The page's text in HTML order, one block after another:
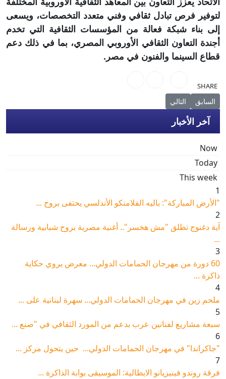
لتوفير فرص تبادل ثقافي وفني متعدد التخصصات، ويسعى
إلى بناء شبكة فعالة من المؤسسات الثقافية التي تخدم
أجندة التعاون الثقافي الأوروبي المصري، بما في ذلك دعم
قطاع السينما والفنون في مصر.
SHARE
المقال السابق: مهرجان القاهرة السينمائي الدولي وجامعة كوفنتري
السابق المقال التالي: مهرجان القاهرة السينمائي الدولي وفرع جامعة
التالي
آخر الأخبار
Now
Today
This week
1
"الأرض المباركة": باليه الفلامنكو الأندلسي يحتفى بروح ...
2
آية دغنوج تطلق "مش هخسر".. أغنية مصرية بروح شبابية ورسالة
...
3
60 دورة من مهرجان الحمامات الدولي... معرض يروي حكاية
ذاكرة ...
4
ملحم زين في مهرجان الحمامات الدولي... سهرة لبنانية على ...
5
سبعة مشاريع لفنانين عرب بدعم من المورد الثقافي في "صنع ...
6
"جاكراندا" في مهرجان الحمامات الدولي... حين يتحول مركز ...
7
فرقة روندو فينيزيانو الايطالية: الموسيقى بوابة الذاكرة ...